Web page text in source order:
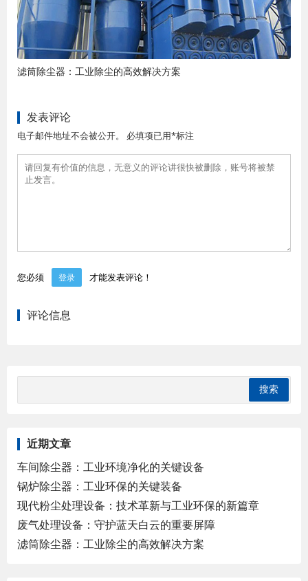
滤筒除尘器：工业除尘的高效解决方案
发表评论
电子邮件地址不会被公开。 必填项已用*标注
您必须 登录 才能发表评论！
评论信息
近期文章
车间除尘器：工业环境净化的关键设备
锅炉除尘器：工业环保的关键装备
现代粉尘处理设备：技术革新与工业环保的新篇章
废气处理设备：守护蓝天白云的重要屏障
滤筒除尘器：工业除尘的高效解决方案